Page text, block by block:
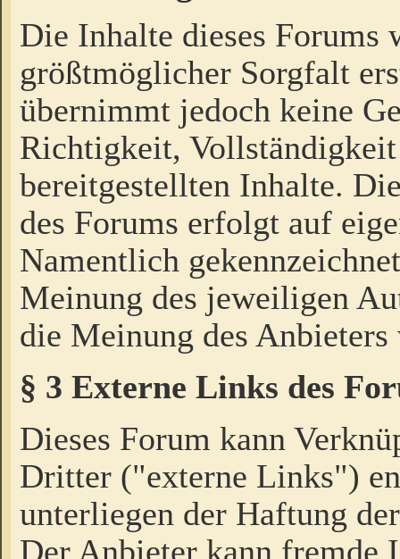
Die Inhalte dieses Forums
größtmöglicher Sorgfalt
übernimmt jedoch keine
Richtigkeit,
bereitgestellten Inhalte.
des Forums erfolgt auf
Namentlich
Meinung des jeweiligen
die Meinung des Anbieters
§ 3 Externe Links des
Dieses Forum kann
Dritter ("externe Links")
unterliegen der Haftung
Der Anbieter kann fremde